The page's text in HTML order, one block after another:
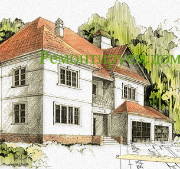
Ремонтируем